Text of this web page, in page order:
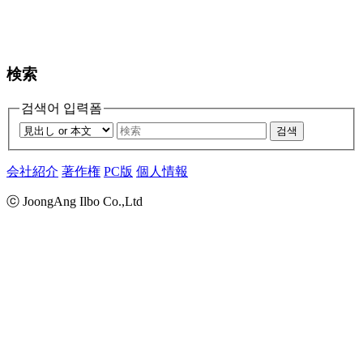
検索
검색어 입력폼
검색
会社紹介 著作権 PC版 個人情報
ⓒ JoongAng Ilbo Co.,Ltd